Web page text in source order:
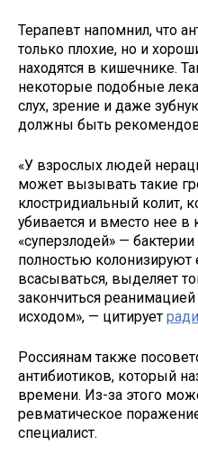
Терапевт напомнил, что
только плохие, но и
находятся в кишечнике.
некоторые подобные
слух, зрение и даже
должны быть
«У взрослых людей
может вызывать такие
клостридиальный колит,
убивается и вместо нее в
«суперзлодей» —
полностью колонизируют
всасываться, выделяет
закончиться
исходом», — цитирует
Россиянам также
антибиотиков, который
времени. Из-за этого
ревматическое
специалист.